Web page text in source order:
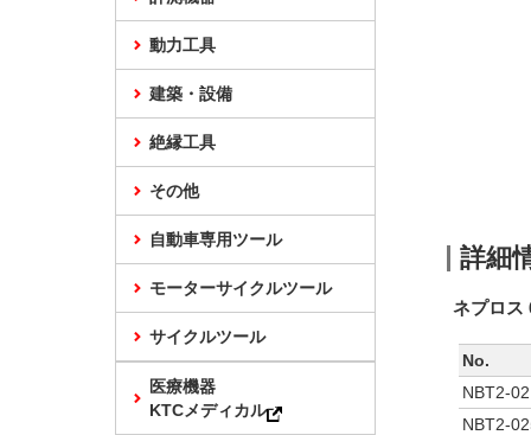
詳細
ネプロス
No.
NBT2-
NBT2-
動力工具
建築・設備
絶縁工具
その他
自動車専用ツール
モーターサイクルツール
サイクルツール
医療機器
KTCメディカル